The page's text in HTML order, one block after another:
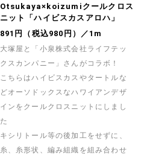
Otsukaya×koizumiクールクロス
ニット「ハイビスカスアロハ」
891円（税込980円）／1m
大塚屋と「小泉株式会社ライフテッ
クスカンパニー」さんがコラボ！
こちらはハイビスカスやタートルな
どオーソドックスなハワイアンデザ
インをクールクロスニットにしまし
た
キシリトール等の後加工をせずに、
糸、糸形状、編み組織を組み合わせ